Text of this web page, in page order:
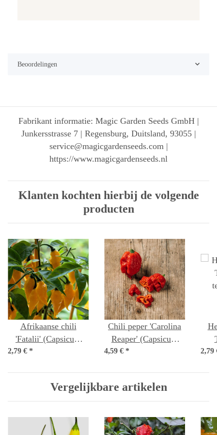
Beoordelingen
Fabrikant informatie: Magic Garden Seeds GmbH |
Junkersstrasse 7 | Regensburg, Duitsland, 93055 |
service@magicgardenseeds.com |
https://www.magicgardenseeds.nl
Klanten kochten hierbij de volgende
producten
Afrikaanse chili
'Fatalii' (Capsicum
chinense) zaden
2,79 € *
Chili peper 'Carolina
Reaper' (Capsicum
chinense)
4,59 € * 2,79
Vergelijkbare artikelen